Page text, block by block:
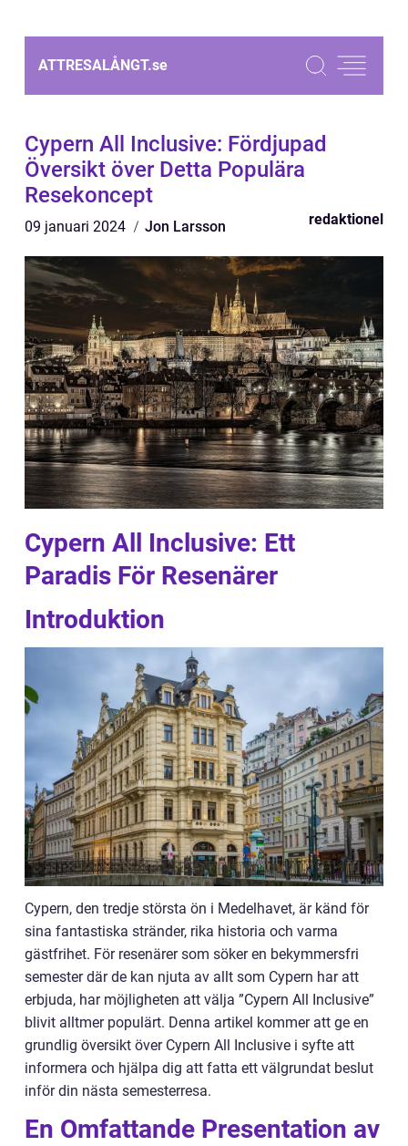
ATTRESALÅNGT.se
Cypern All Inclusive: Fördjupad
Översikt över Detta Populära
Resekoncept
09 januari 2024 Jon Larsson redaktionel
Cypern All Inclusive: Ett
Paradis För Resenärer
Introduktion
Cypern, den tredje största ön i Medelhavet, är känd för
sina fantastiska stränder, rika historia och varma
gästfrihet. För resenärer som söker en bekymmersfri
semester där de kan njuta av allt som Cypern har att
erbjuda, har möjligheten att välja ”Cypern All Inclusive”
blivit alltmer populärt. Denna artikel kommer att ge en
grundlig översikt över Cypern All Inclusive i syfte att
informera och hjälpa dig att fatta ett välgrundat beslut
inför din nästa semesterresa.
En Omfattande Presentation av